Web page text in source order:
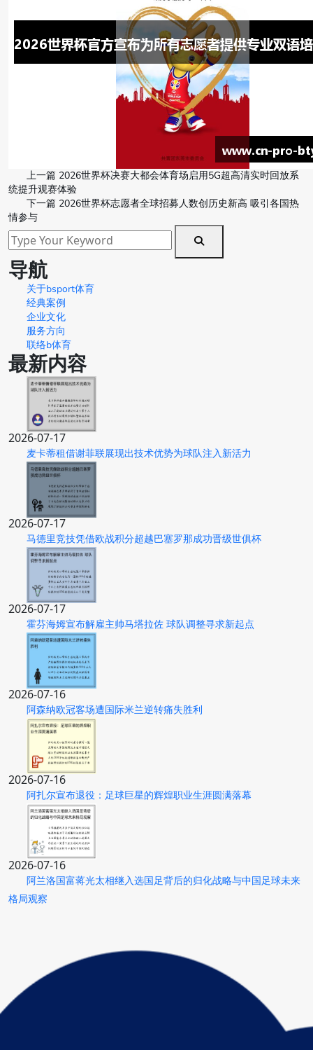
上一篇 2026世界杯决赛大都会体育场启用5G超高清实时回放系
统提升观赛体验
下一篇 2026世界杯志愿者全球招募人数创历史新高 吸引各国热
情参与
导航
关于bsport体育
经典案例
企业文化
服务方向
联络b体育
最新内容
2026-07-17
麦卡蒂租借谢菲联展现出技术优势为球队注入新活力
2026-07-17
马德里竞技凭借欧战积分超越巴塞罗那成功晋级世俱杯
2026-07-17
霍芬海姆宣布解雇主帅马塔拉佐 球队调整寻求新起点
2026-07-16
阿森纳欧冠客场遭国际米兰逆转痛失胜利
2026-07-16
阿扎尔宣布退役：足球巨星的辉煌职业生涯圆满落幕
2026-07-16
阿兰洛国富蒋光太相继入选国足背后的归化战略与中国足球未来
格局观察